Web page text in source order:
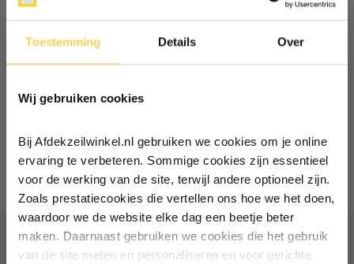
Toestemming Details Over
Wij gebruiken cookies
Bij Afdekzeilwinkel.nl gebruiken we cookies om je online
ervaring te verbeteren. Sommige cookies zijn essentieel
voor de werking van de site, terwijl andere optioneel zijn.
Zoals prestatiecookies die vertellen ons hoe we het doen,
waardoor we de website elke dag een beetje beter
maken. Daarnaast gebruiken we cookies die het gebruik
van de site meten en personaliseren en voor gerichte
warmte blokkeren (1)
waterafvoer (1)
zonwering (12)
1van1artikelen
Ontvang €5,- korting!
Schrijf je in voor de nieuwsbrief en
Vul je e-mailadres in‍⁪⁪
Particulier Zakelijk
Inschrijven